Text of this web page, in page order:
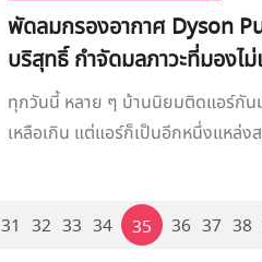
พัดลมกรองอากาศ Dyson
บริสุทธิ์ กำจัดมลภาวะที่มองไม่
ทุกวันนี้ หลาย ๆ บ้านนิยมติดแอร์กัน
เหลือเกิน แต่แอร์ก็เป็นอีกหนึ่งแหล่ง
31 32 33 34 35 36 37 38